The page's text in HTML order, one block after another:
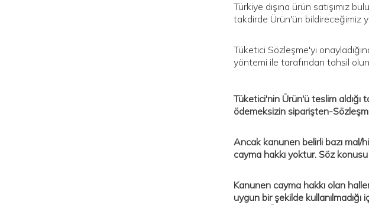
Türkiye dışına ürün satışımız
takdirde Ürün'ün bildireceğimiz
Tüketici Sözleşme'yi
yöntemi ile tarafından tahsil
Tüketici'nin Ürün'ü teslim
ödemeksizin siparişten-
Ancak kanunen belirli bazı mal/
cayma hakkı yoktur. Söz
Kanunen cayma hakkı olan
uygun bir şekilde